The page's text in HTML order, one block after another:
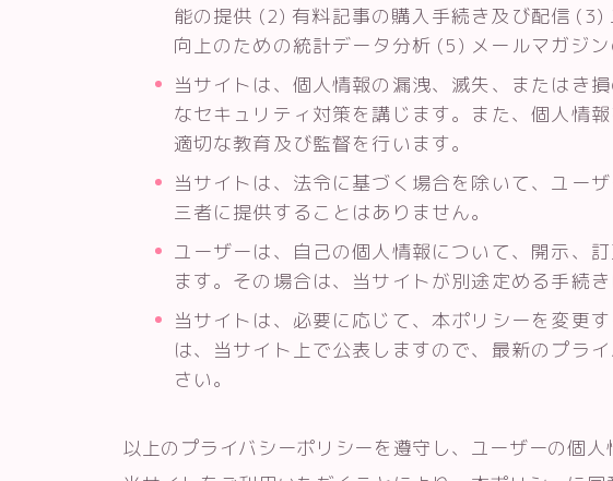
能の提供 (2) 有料記事の購入手続き及び配信 (3)
向上のための統計データ分析 (5) メールマガジ
当サイトは、個人情報の漏洩、滅失、またはき
なセキュリティ対策を講じます。また、個人情
適切な教育及び監督を行います。
当サイトは、法令に基づく場合を除いて、ユー
三者に提供することはありません。
ユーザーは、自己の個人情報について、開示、
ます。その場合は、当サイトが別途定める手続き
当サイトは、必要に応じて、本ポリシーを変更
は、当サイト上で公表しますので、最新のプラ
さい。
以上のプライバシーポリシーを遵守し、ユーザーの個人